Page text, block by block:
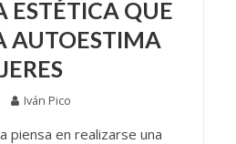
ESTÉTICA QUE
AUTOESTIMA
Iván Pico
piensa en realizarse una